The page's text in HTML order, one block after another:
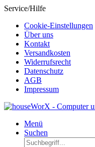
Service/Hilfe
Cookie-Einstellungen
Über uns
Kontakt
Versandkosten
Widerrufsrecht
Datenschutz
AGB
Impressum
Menü
Suchen